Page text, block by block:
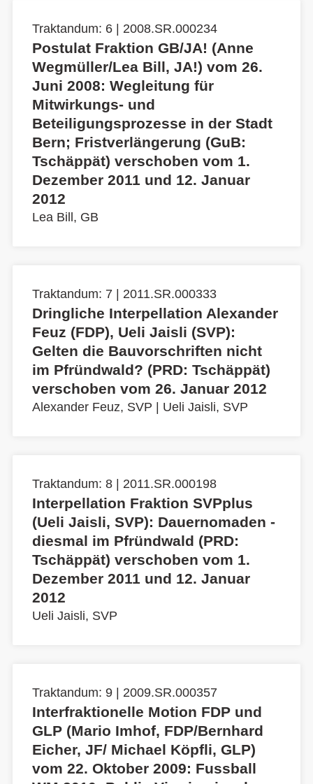
Traktandum: 6 | 2008.SR.000234
Postulat Fraktion GB/JA! (Anne
Wegmüller/Lea Bill, JA!) vom 26.
Juni 2008: Wegleitung für
Mitwirkungs- und
Beteiligungsprozesse in der Stadt
Bern; Fristverlängerung (GuB:
Tschäppät) verschoben vom 1.
Dezember 2011 und 12. Januar
2012
Lea Bill, GB
Traktandum: 7 | 2011.SR.000333
Dringliche Interpellation Alexander
Feuz (FDP), Ueli Jaisli (SVP):
Gelten die Bauvorschriften nicht
im Pfründwald? (PRD: Tschäppät)
verschoben vom 26. Januar 2012
Alexander Feuz, SVP Ueli Jaisli, SVP
Traktandum: 8 | 2011.SR.000198
Interpellation Fraktion SVPplus
(Ueli Jaisli, SVP): Dauernomaden -
diesmal im Pfründwald (PRD:
Tschäppät) verschoben vom 1.
Dezember 2011 und 12. Januar
2012
Ueli Jaisli, SVP
Traktandum: 9 | 2009.SR.000357
Interfraktionelle Motion FDP und
GLP (Mario Imhof, FDP/Bernhard
Eicher, JF/ Michael Köpfli, GLP)
vom 22. Oktober 2009: Fussball